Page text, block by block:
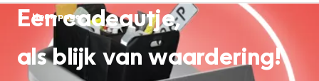
Homepage
Een cadeautje,
als blijk van waardering!